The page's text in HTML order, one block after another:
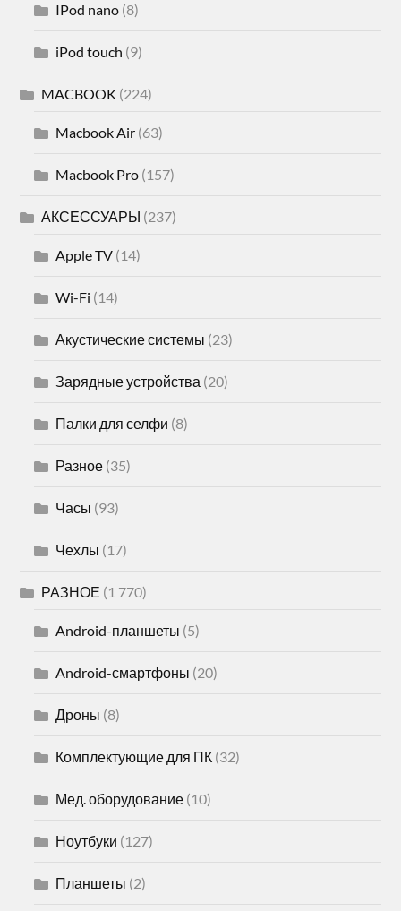
IPod nano (8)
iPod touch (9)
MACBOOK (224)
Macbook Air (63)
Macbook Pro (157)
АКСЕССУАРЫ (237)
Apple TV (14)
Wi-Fi (14)
Акустические системы (23)
Зарядные устройства (20)
Палки для селфи (8)
Разное (35)
Часы (93)
Чехлы (17)
РАЗНОЕ (1 770)
Android-планшеты (5)
Android-смартфоны (20)
Дроны (8)
Комплектующие для ПК (32)
Мед. оборудование (10)
Ноутбуки (127)
Планшеты (2)